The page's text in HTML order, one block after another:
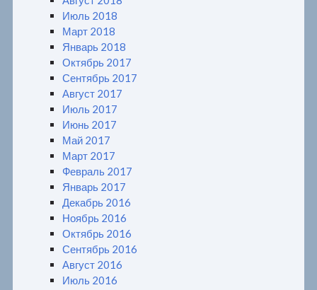
Июль 2018
Март 2018
Январь 2018
Октябрь 2017
Сентябрь 2017
Август 2017
Июль 2017
Июнь 2017
Май 2017
Март 2017
Февраль 2017
Январь 2017
Декабрь 2016
Ноябрь 2016
Октябрь 2016
Сентябрь 2016
Август 2016
Июль 2016